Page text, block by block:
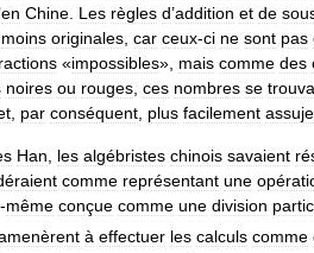
en Chine Les règles d’addition et de
moins originales car ceux-ci ne sont pas
«impossibles», mais comme des
noires ou rouges ces nombres se
par conséquent plus facilement
Han les algébristes chinois savaient
comme représentant une
-même conçue comme une division
à effectuer les calculs comme